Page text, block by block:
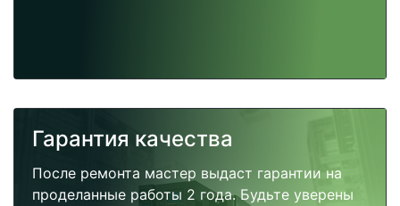
Гарантия качества
После ремонта мастер выдаст гарантии на
проделанные работы 2 года. Будьте уверены